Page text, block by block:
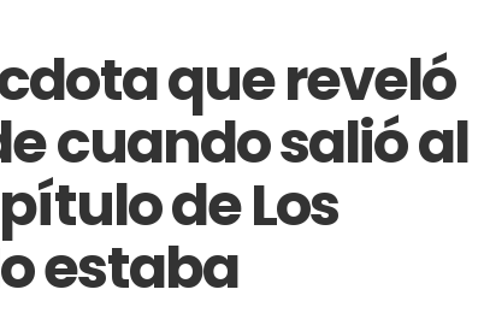
que reveló
cuando salió al
de Los
estaba